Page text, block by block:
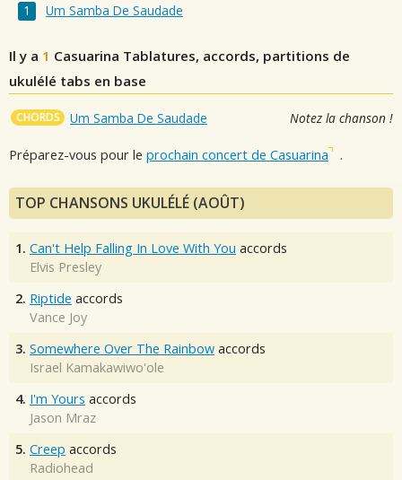
Um Samba De Saudade
Il y a 1 Casuarina Tablatures, accords, partitions de
ukulélé tabs en base
CHORDS Um Samba De Saudade Notez la chanson !
Préparez-vous pour le prochain concert de Casuarina .
TOP CHANSONS UKULÉLÉ (AOÛT)
1. Can't Help Falling In Love With You accords
Elvis Presley
2. Riptide accords
Vance Joy
3. Somewhere Over The Rainbow accords
Israel Kamakawiwo'ole
4. I'm Yours accords
Jason Mraz
5. Creep accords
Radiohead